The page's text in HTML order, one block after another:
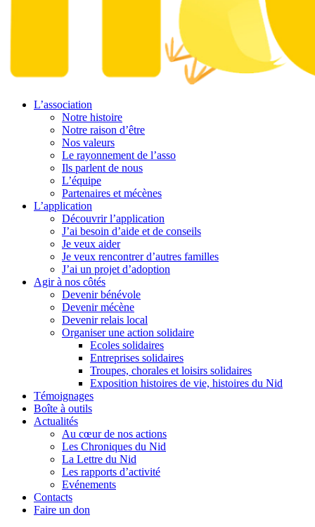
L’association
Notre histoire
Notre raison d’être
Nos valeurs
Le rayonnement de l’asso
Ils parlent de nous
L’équipe
Partenaires et mécènes
L’application
Découvrir l’application
J’ai besoin d’aide et de conseils
Je veux aider
Je veux rencontrer d’autres familles
J’ai un projet d’adoption
Agir à nos côtés
Devenir bénévole
Devenir mécène
Devenir relais local
Organiser une action solidaire
Ecoles solidaires
Entreprises solidaires
Troupes, chorales et loisirs solidaires
Exposition histoires de vie, histoires du Nid
Témoignages
Boîte à outils
Actualités
Au cœur de nos actions
Les Chroniques du Nid
La Lettre du Nid
Les rapports d’activité
Evénements
Contacts
Faire un don